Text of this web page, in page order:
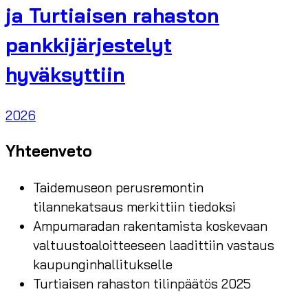
ja Turtiaisen rahaston
pankkijärjestelyt
hyväksyttiin
2026
Yhteenveto
Taidemuseon perusremontin
tilannekatsaus merkittiin tiedoksi
Ampumaradan rakentamista koskevaan
valtuustoaloitteeseen laadittiin vastaus
kaupunginhallitukselle
Turtiaisen rahaston tilinpäätös 2025